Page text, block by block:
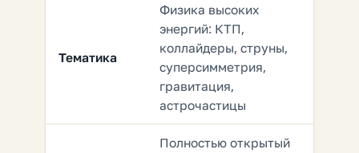
Тематика
Физика высоких
энергий: КТП,
коллайдеры, струны,
суперсимметрия,
гравитация,
астрочастицы
Полностью открытый